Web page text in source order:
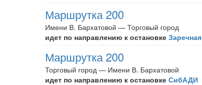
Маршрутка 200
Имени В. Бархатовой — Торговый город
идет по направлению к остановке Заречная
Маршрутка 200
Торговый город — Имени В. Бархатовой
идет по направлению к остановке СибАДИ